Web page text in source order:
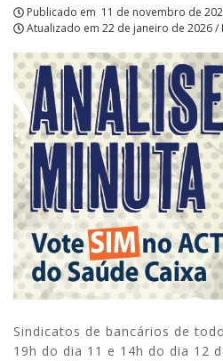
Publicado em 11 de novembro de
Atualizado em 22 de janeiro de 2026 /
Sindicatos de bancários de
19h do dia 11 e 14h do dia 12